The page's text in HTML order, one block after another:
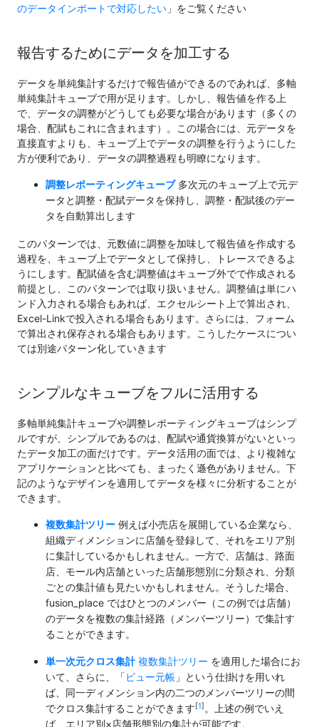
のデータインポートで対応したい 」をご覧ください
報告するためにデータを加工する
データを単純集計するだけで報告値ができるのであれば、多軸
単純集計キューブで用が足ります。しかし、報告値を作る上
で、データの調整がどうしても必要な場合があります（多くの
場合、配賦もこれに含まれます）。この場合には、元データを
直接直すよりも、キューブ上でデータの調整を行うようにした
方が便利であり、データの調整過程も明瞭になります。
調整レポーティングキューブ多次元のキューブ上で元デ
ータと調整・配賦データを保持し、調整・配賦後のデー
タを自動算出します
このパターンでは、元数値に調整を加味して報告値を作成する
過程を、キューブ上でデータとして保持し、トレースできるよ
うにします。配賦値を含む調整値はキューブ外でで作成される
前提とし、このパターンでは取り扱いません。調整値は単にハ
ンド入力される場合もあれば、エクセルシート上で算出され、
Excel-Linkで投入される場合もあります。さらには、フォーム
で算出され保存される場合もあります。こうしたケースについ
ては別途パターン化していきます
シンプルなキューブをフルに活用する
多軸単純集計キューブや調整レポーティングキューブはシンプ
ルですが、シンプルであるのは、配賦や通貨換算がないといっ
たデータ加工の面だけです。データ活用の面では、より複雑な
アプリケーションと比べても、まったく遜色がありません。下
記のようなデザインを適用してデータを様々に分析することが
できます。
複数集計ツリー 例えば小売店を展開している企業なら、
組織ディメンションに店舗を登録して、それをエリア別
に集計しているかもしれません。一方で、店舗は、路面
店、モール内店舗といった店舗形態別に分類され、分類
ごとの集計値も見たいかもしれません。そうした場合、
fusion_place ではひとつのメンバー（この例では店舗）
のデータを複数の集計経路（メンバーツリー）で集計す
ることができます。
単一次元クロス集計 複数集計ツリー を適用した場合にお
いて、さらに、「ビュー元帳 」という仕掛けを用いれ
ば、同一ディメンション内の二つのメンバーツリーの間
でクロス集計することができます[1] 。上述の例でいえ
ば、エリア別×店舗形態別の集計が可能です。